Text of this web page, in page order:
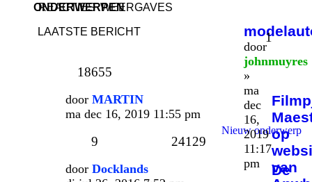
ONDERWERPEN
REACTIES WEERGAVES
LAATSTE BERICHT
door
johnmuyres
»
ma
dec
16,
2019
11:17
pm
1
18655
door MARTIN
ma dec 16, 2019 11:55 pm
op
van
9 24129
door Docklands
De
Nieuw onderwerp